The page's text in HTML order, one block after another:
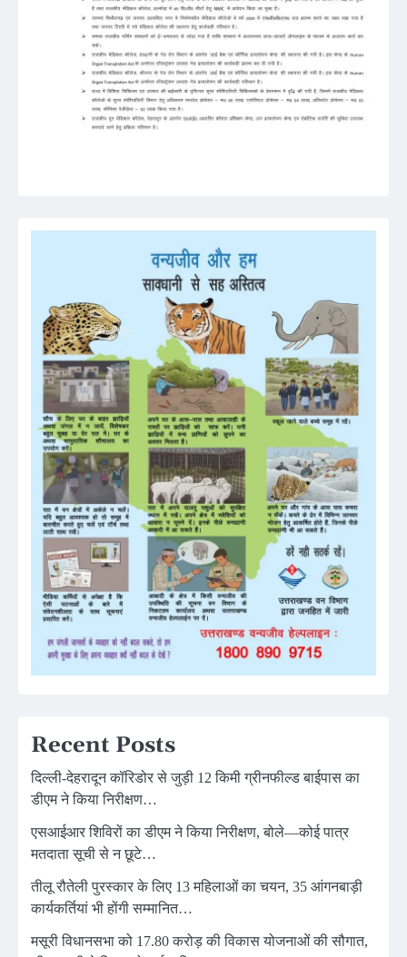
Recent Posts
दिल्ली-देहरादून कॉरिडोर से जुड़ी 12 किमी ग्रीनफील्ड बाईपास का
डीएम ने किया निरीक्षण…
एसआईआर शिविरों का डीएम ने किया निरीक्षण, बोले—कोई पात्र
मतदाता सूची से न छूटे…
तीलू रौतेली पुरस्कार के लिए 13 महिलाओं का चयन, 35 आंगनबाड़ी
कार्यकर्तियां भी होंगी सम्मानित…
मसूरी विधानसभा को 17.80 करोड़ की विकास योजनाओं की सौगात,